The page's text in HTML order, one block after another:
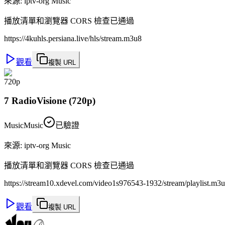
播放清單和瀏覽器 CORS 檢查已通過
https://4kuhls.persiana.live/hls/stream.m3u8
觀看 複製 URL
720p
7 RadioVisione (720p)
MusicMusic 已驗證
來源: iptv-org Music
播放清單和瀏覽器 CORS 檢查已通過
https://stream10.xdevel.com/video1s976543-1932/stream/
觀看 複製 URL